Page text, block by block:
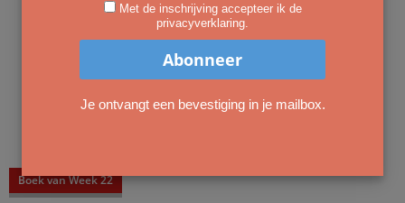
Boek van Week 22
Met de inschrijving accepteer ik de
privacyverklaring.
Je ontvangt een bevestiging in je mailbox.